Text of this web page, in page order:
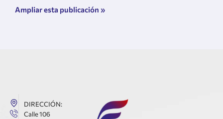
Ampliar esta publicación »
DIRECCIÓN:
Calle 106